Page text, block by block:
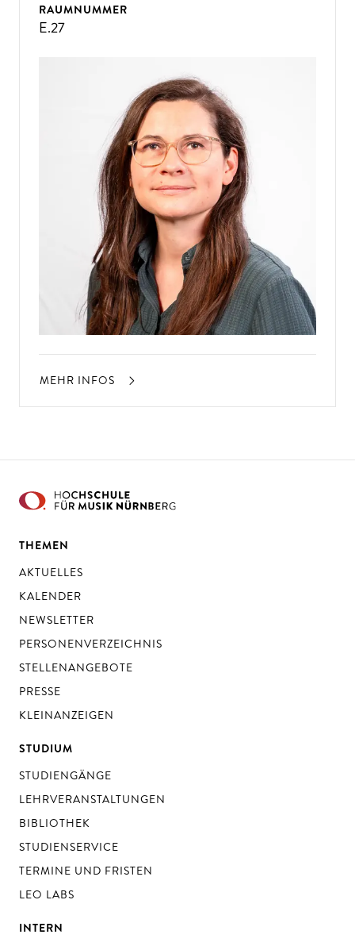
RAUMNUMMER
E.27
MEHR INFOS
THEMEN
AKTUELLES
KALENDER
NEWSLETTER
PERSONENVERZEICHNIS
STELLENANGEBOTE
PRESSE
KLEINANZEIGEN
STUDIUM
STUDIENGÄNGE
LEHRVERANSTALTUNGEN
BIBLIOTHEK
STUDIENSERVICE
TERMINE UND FRISTEN
LEO LABS
INTERN